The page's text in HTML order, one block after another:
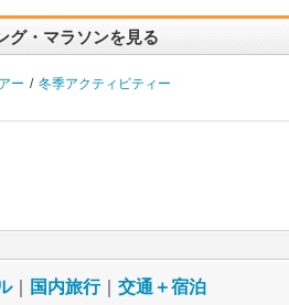
グ・マラソンを見る
ー / 冬季アクティビティー
｜ 国内旅行｜ 交通＋宿泊